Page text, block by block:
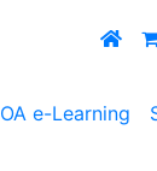
OA e-Learning